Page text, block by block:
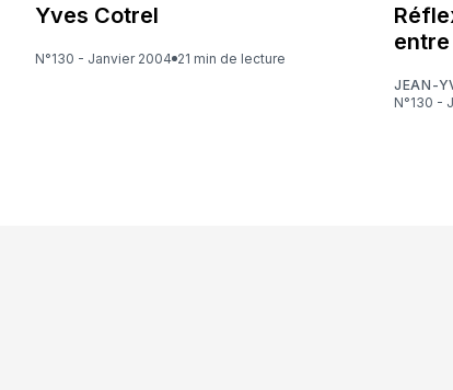
Yves Cotrel
N°130 - Janvier 2004 21 min de lecture
JEAN-
N°130